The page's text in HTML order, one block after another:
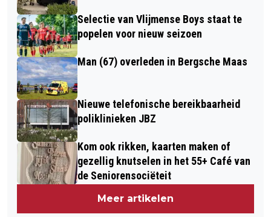
Selectie van Vlijmense Boys staat te
popelen voor nieuw seizoen
Man (67) overleden in Bergsche Maas
Nieuwe telefonische bereikbaarheid
poliklinieken JBZ
Kom ook rikken, kaarten maken of
gezellig knutselen in het 55+ Café van
de Seniorensociëteit
Meer artikelen